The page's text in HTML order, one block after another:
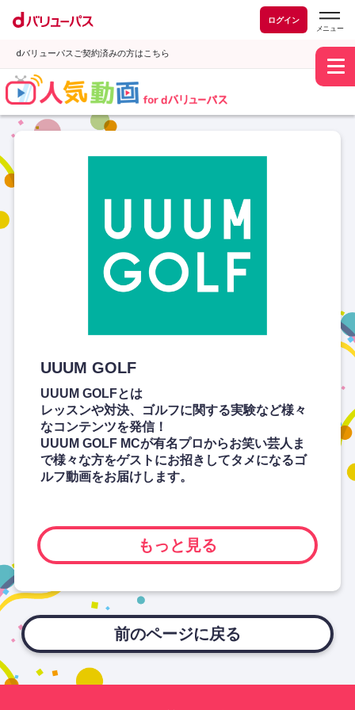
ログイン
dバリューパスご契約済みの方はこちら
UUUM GOLF
UUUM GOLFとは
レッスンや対決、ゴルフに関する実験など様々
なコンテンツを発信！
UUUM GOLF MCが有名プロからお笑い芸人ま
で様々な方をゲストにお招きしてタメになるゴ
ルフ動画をお届けします。
もっと見る
前のページに戻る